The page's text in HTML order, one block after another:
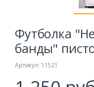
Футболка
банды"
Артикул: 11521